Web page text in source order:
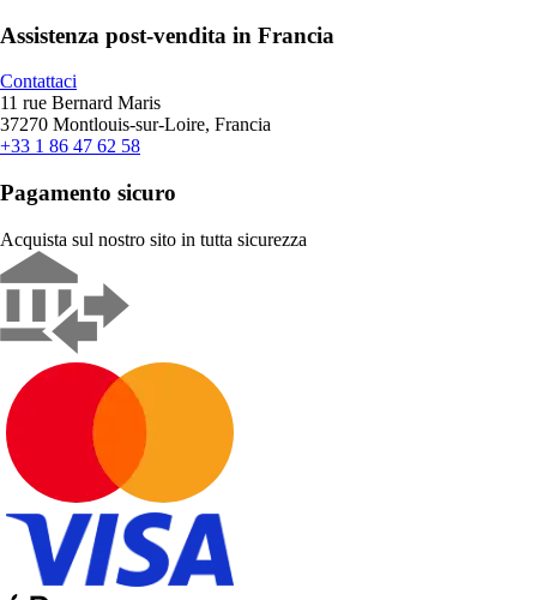
Assistenza post-vendita in Francia
Contattaci
11 rue Bernard Maris
37270 Montlouis-sur-Loire, Francia
+33 1 86 47 62 58
Pagamento sicuro
Acquista sul nostro sito in tutta sicurezza